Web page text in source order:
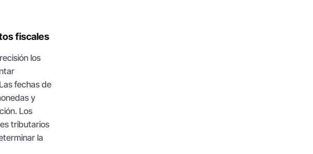
fiscales
los
fechas de
y
Los
tributarios
la